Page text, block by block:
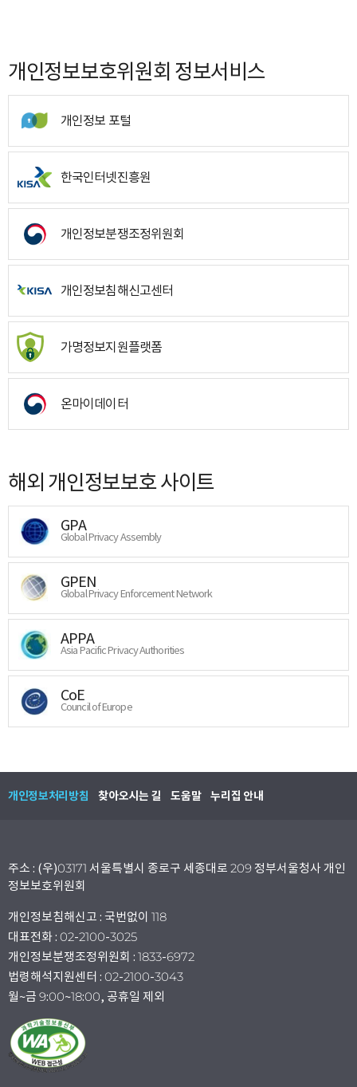
개인정보보호위원회 정보서비스
개인정보 포털
한국인터넷진흥원
개인정보분쟁조정위원회
개인정보침해신고센터
가명정보지원플랫폼
온마이데이터
해외 개인정보보호 사이트
GPA
Global Privacy Assembly
GPEN
Global Privacy Enforcement Network
APPA
Asia Pacific Privacy Authorities
CoE
Council of Europe
개인정보처리방침 찾아오시는 길 도움말 누리집 안내
주소 : (우)03171 서울특별시 종로구 세종대로 209 정부서울청사 개인
정보보호위원회
개인정보침해신고 : 국번없이 118
대표전화 : 02-2100-3025
개인정보분쟁조정위원회 : 1833-6972
법령해석지원센터 : 02-2100-3043
월~금 9:00~18:00, 공휴일 제외